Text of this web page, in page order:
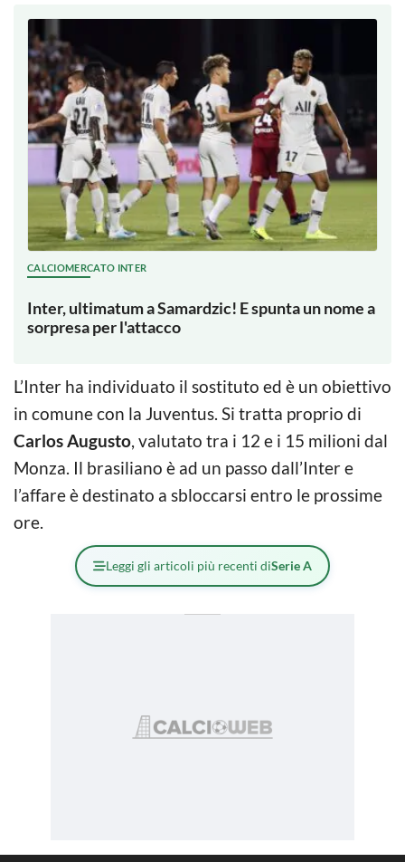
CALCIOMERCATO INTER
Inter, ultimatum a Samardzic! E spunta un nome a
sorpresa per l'attacco
L’Inter ha individuato il sostituto ed è un obiettivo
in comune con la Juventus. Si tratta proprio di
Carlos Augusto, valutato tra i 12 e i 15 milioni dal
Monza. Il brasiliano è ad un passo dall’Inter e
l’affare è destinato a sbloccarsi entro le prossime
ore.
Leggi gli articoli più recenti diSerie A